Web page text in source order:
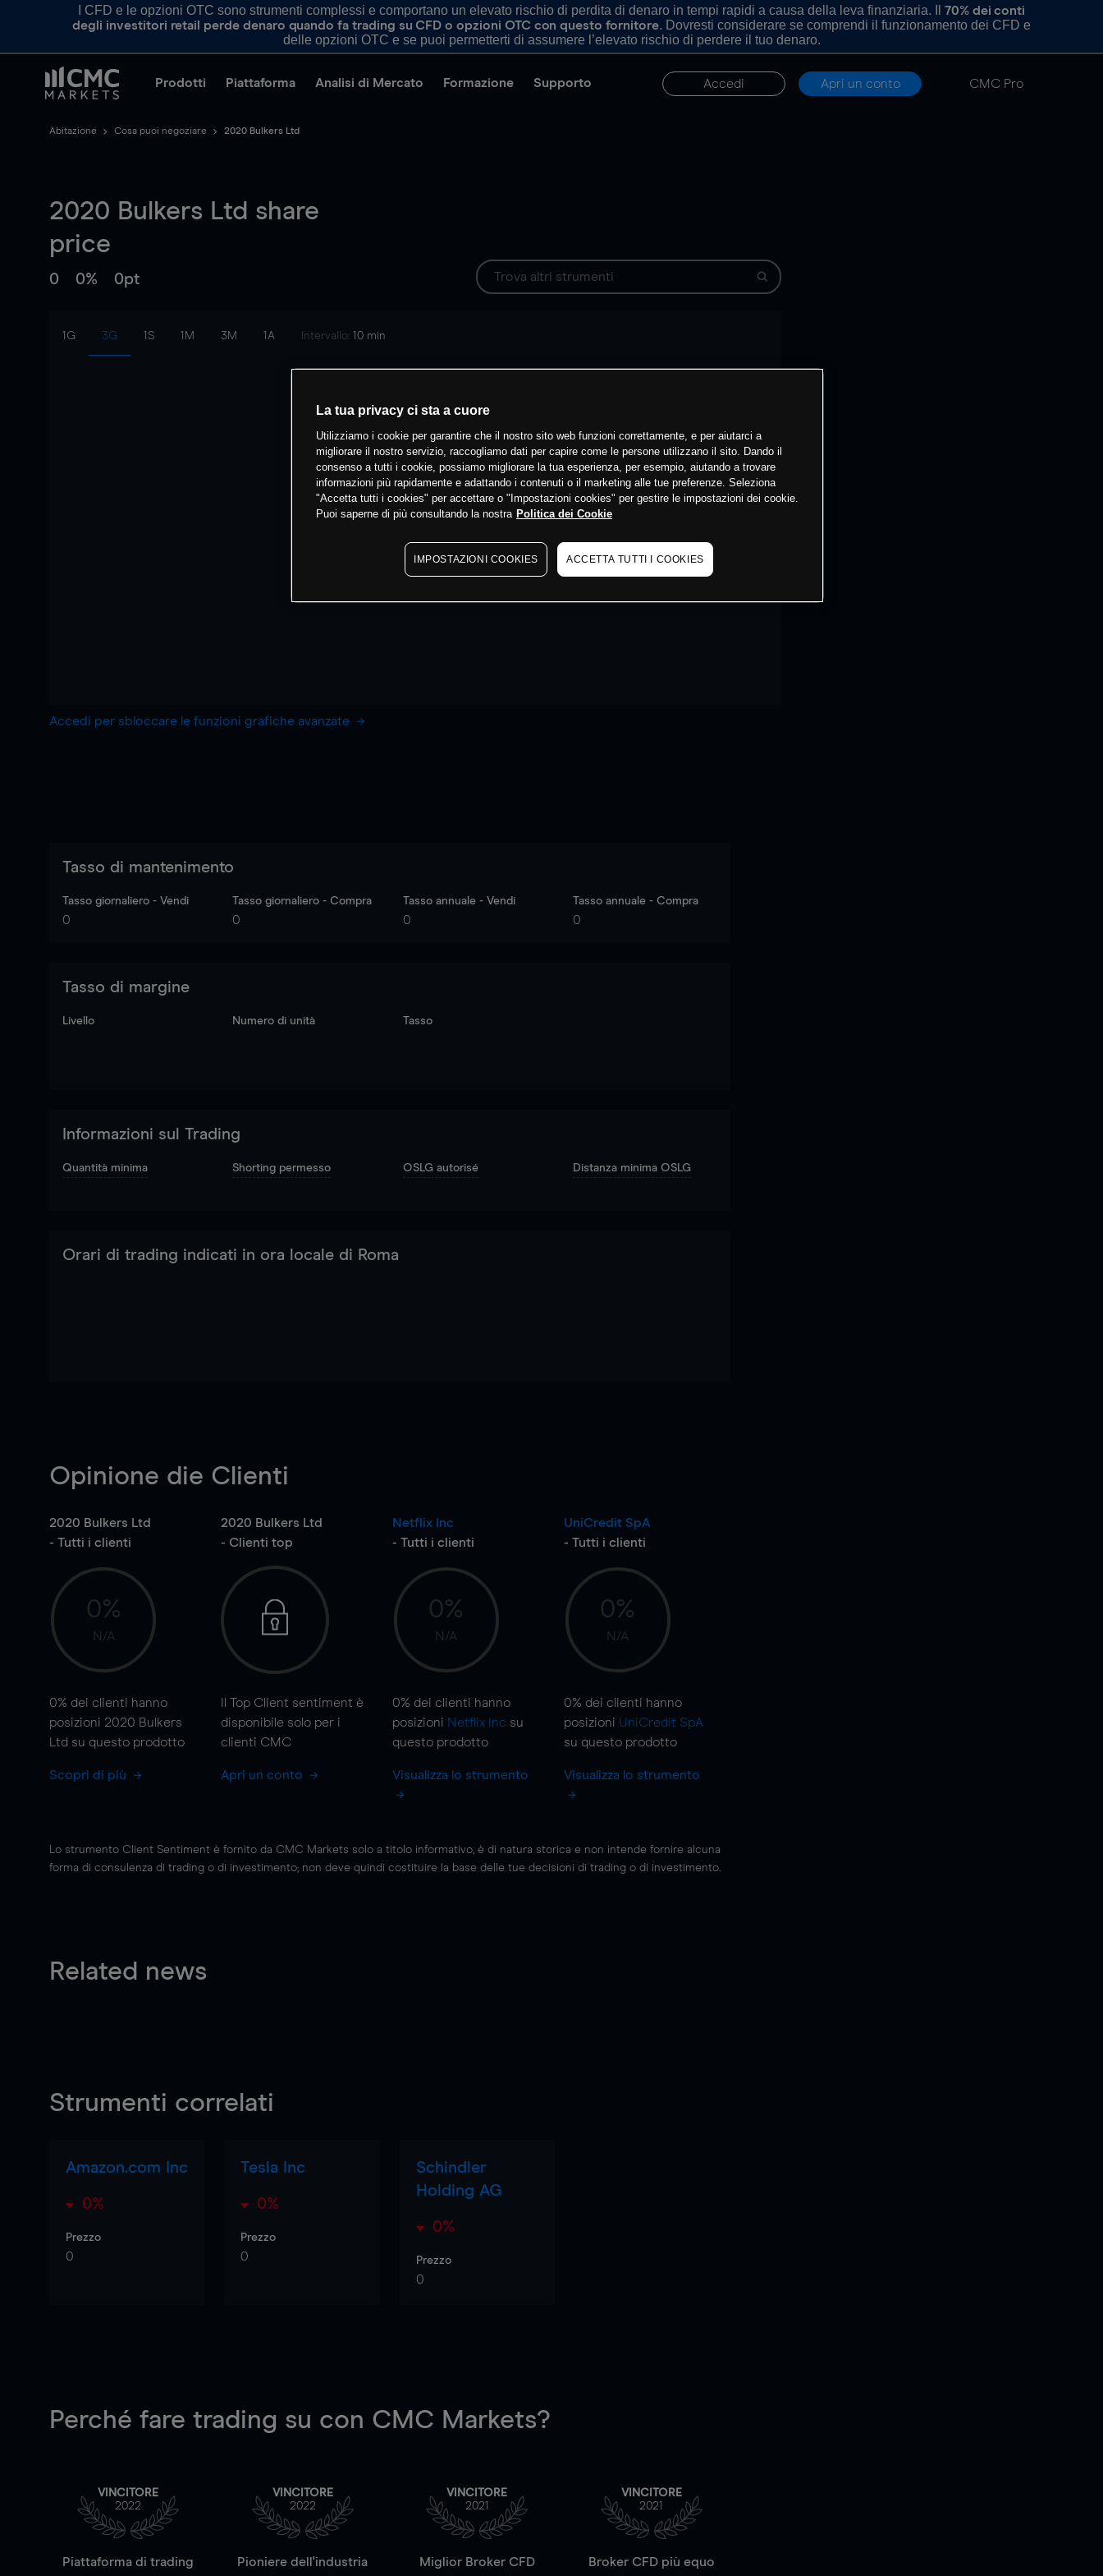
I CFD e le opzioni OTC sono strumenti complessi e comportano un elevato rischio di perdita di denaro in tempi rapidi a causa della leva finanziaria. Il 70% dei conti
degli investitori retail perde denaro quando fa trading su CFD o opzioni OTC con questo fornitore. Dovresti considerare se comprendi il funzionamento dei CFD e
delle opzioni OTC e se puoi permetterti di assumere l’elevato rischio di perdere il tuo denaro.
Prodotti Piattaforma Analisi di Mercato Formazione Supporto Accedi Apri un conto CMC Pro
Abitazione Cosa puoi negoziare 2020 Bulkers Ltd
2020 Bulkers Ltd share
price
0 0% 0pt
1G 3G 1S 1M 3M 1A Intervallo: 10 min
Accedi per sbloccare le funzioni grafiche avanzate
Tasso di mantenimento
Tasso giornaliero - Vendi
0
Tasso giornaliero - Compra
0
Tasso annuale - Vendi
0
Tasso annuale - Compra
0
Tasso di margine
Livello Numero di unità Tasso
Informazioni sul Trading
Quantità minima Shorting permesso OSLG autorisé Distanza minima OSLG
Orari di trading indicati in ora locale di Roma
Opinione die Clienti
2020 Bulkers Ltd
- Tutti i clienti
0%
N/A
0% dei clienti hanno
posizioni 2020 Bulkers
Ltd su questo prodotto
Scopri di più
2020 Bulkers Ltd
- Clienti top
Il Top Client sentiment è
disponibile solo per i
clienti CMC
Apri un conto
Netflix Inc
- Tutti i clienti
0%
N/A
0% dei clienti hanno
posizioni Netflix Inc su
questo prodotto
Visualizza lo strumento
UniCredit SpA
- Tutti i clienti
0%
N/A
0% dei clienti hanno
posizioni UniCredit SpA
su questo prodotto
Visualizza lo strumento
Lo strumento Client Sentiment è fornito da CMC Markets solo a titolo informativo, è di natura storica e non intende fornire alcuna
forma di consulenza di trading o di investimento; non deve quindi costituire la base delle tue decisioni di trading o di investimento.
Related news
Strumenti correlati
Amazon.com Inc
0%
Prezzo
0
Tesla Inc
0%
Prezzo
0
Schindler
Holding AG
0%
Prezzo
0
Perché fare trading su con CMC Markets?
VINCITORE
2022
Piattaforma di trading
VINCITORE
2022
Pioniere dell'industria
VINCITORE
2021
Miglior Broker CFD
VINCITORE
2021
Broker CFD più equo
La tua privacy ci sta a cuore
Utilizziamo i cookie per garantire che il nostro sito web funzioni correttamente, e per aiutarci a
migliorare il nostro servizio, raccogliamo dati per capire come le persone utilizzano il sito. Dando il
consenso a tutti i cookie, possiamo migliorare la tua esperienza, per esempio, aiutando a trovare
informazioni più rapidamente e adattando i contenuti o il marketing alle tue preferenze. Seleziona
"Accetta tutti i cookies" per accettare o "Impostazioni cookies" per gestire le impostazioni dei cookie.
Puoi saperne di più consultando la nostra Politica dei Cookie
IMPOSTAZIONI COOKIES ACCETTA TUTTI I COOKIES